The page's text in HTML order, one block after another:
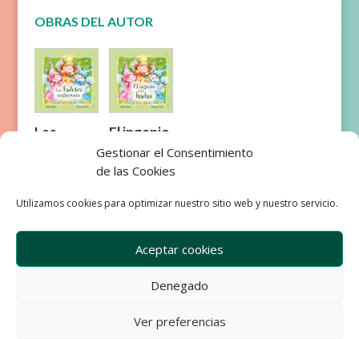
Gestionar el Consentimiento
de las Cookies
Utilizamos cookies para optimizar nuestro sitio web y nuestro servicio.
Aceptar cookies
Denegado
Ver preferencias
OBRAS DEL AUTOR
Les
El ingenio
de las
hadas
Condiciones de Venta